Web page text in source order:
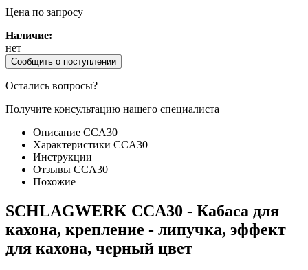
Цена по запросу
Наличие:
нет
Сообщить о поступлении
Остались вопросы?
Получите консультацию нашего специалиста
Описание CCA30
Характеристики CCA30
Инструкции
Отзывы CCA30
Похожие
SCHLAGWERK CCA30 - Кабаса для
кахона, крепление - липучка, эффект
для кахона, черный цвет